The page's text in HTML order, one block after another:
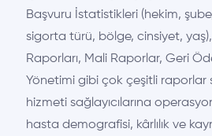
Başvuru İstatistikleri (hekim,
sigorta türü, bölge, cinsiyet,
Raporları, Mali Raporlar, Geri
Yönetimi gibi çok çeşitli raporlar
hizmeti sağlayıcılarına
hasta demografisi, kârlılık ve